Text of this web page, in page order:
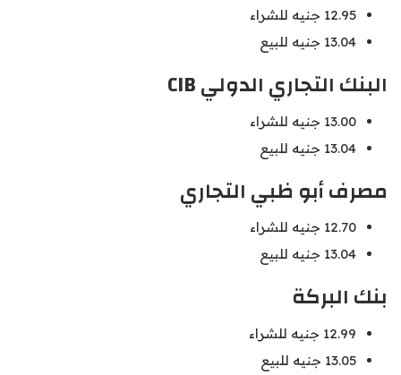
12.95 جنيه للشراء
13.04 جنيه للبيع
البنك التجاري الدولي CIB
13.00 جنيه للشراء
13.04 جنيه للبيع
مصرف أبو ظبي التجاري
12.70 جنيه للشراء
13.04 جنيه للبيع
بنك البركة
12.99 جنيه للشراء
13.05 جنيه للبيع